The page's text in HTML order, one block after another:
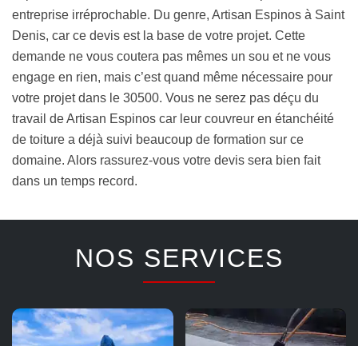
entreprise irréprochable. Du genre, Artisan Espinos à Saint
Denis, car ce devis est la base de votre projet. Cette
demande ne vous coutera pas mêmes un sou et ne vous
engage en rien, mais c’est quand même nécessaire pour
votre projet dans le 30500. Vous ne serez pas déçu du
travail de Artisan Espinos car leur couvreur en étanchéité
de toiture a déjà suivi beaucoup de formation sur ce
domaine. Alors rassurez-vous votre devis sera bien fait
dans un temps record.
NOS SERVICES